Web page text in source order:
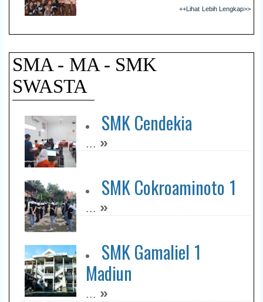
++Lihat Lebih Lengkap>>
SMA - MA - SMK
SWASTA
SMK Cendekia
... »
SMK Cokroaminoto 1
... »
SMK Gamaliel 1
Madiun
... »